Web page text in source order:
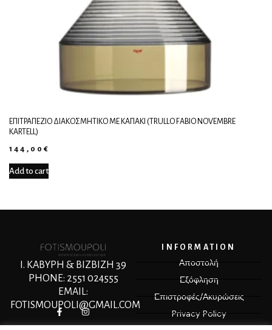
ΕΠΙΤΡΑΠΈΖΙΟ ΔΙΑΚΟΣΜΗΤΙΚΌ ΜΕ ΚΑΠΆΚΙ (TRULLO FABIO NOVEMBRE
KARTELL)
144,00€
Add to cart
Ι. ΚΑΒΥΡΗ & ΒΙΖΒΙΖΗ 39
PHONE: 2551 024555
EMAIL:
FOTISMOUPOLI@GMAIL.COM
INFORMATION
Αποστολή
Εξόφληση
Επιστροφές/Ακυρώσεις
Privacy Policy